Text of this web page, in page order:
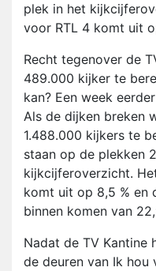
plek in het
voor RTL 4 komt uit
Recht tegenover de
489.000 kijker te
kan? Een week
Als de dijken breken
1.488.000 kijkers te
staan op de plekken
kijkcijferoverzicht.
komt uit op 8,5 % en
binnen komen van
Nadat de TV Kantine
de deuren van Ik hou